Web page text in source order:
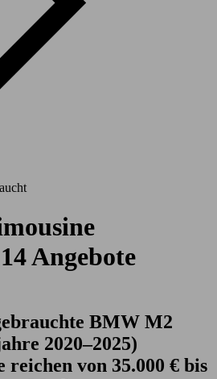
Angebote
BMW M2
2020–2025)
reichen von 35.000 € bis